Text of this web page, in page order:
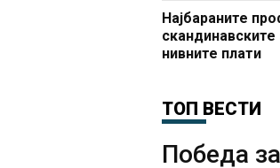
Најбараните
скандинавските
нивните плати
ТОП ВЕСТИ
Победа за